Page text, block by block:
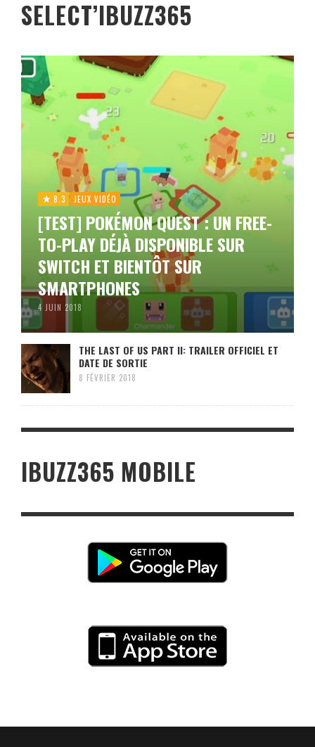
SELECT’IBUZZ365
8.3 JEUX VIDÉO
[TEST] POKÉMON QUEST : UN FREE-
TO-PLAY DÉJÀ DISPONIBLE SUR
SWITCH ET BIENTÔT SUR
SMARTPHONES
4 JUIN 2018
THE LAST OF US PART II: TRAILER OFFICIEL ET
DATE DE SORTIE
8 FÉVRIER 2018
IBUZZ365 MOBILE